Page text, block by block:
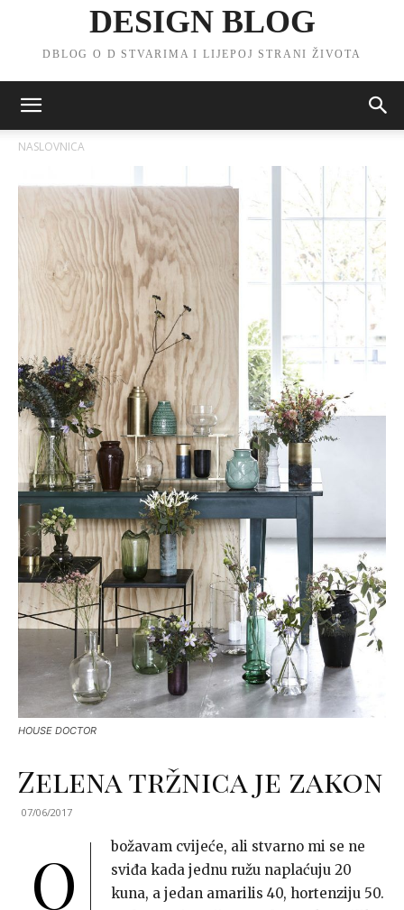
DESIGN BLOG
DBLOG O D STVARIMA I LIJEPOJ STRANI ŽIVOTA
NASLOVNICA
HOUSE DOCTOR
Zelena tržnica je zakon
07/06/2017
O
božavam cvijeće, ali stvarno mi se ne
sviđa kada jednu ružu naplaćuju 20
kuna, a jedan amarilis 40, hortenziju 50.